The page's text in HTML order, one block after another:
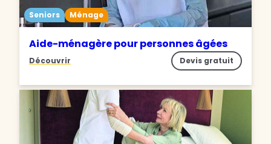
Seniors Ménage
Aide-ménagère pour personnes âgées
Découvrir Devis gratuit